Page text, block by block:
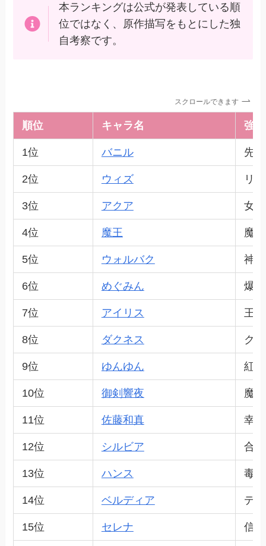
本ランキングは公式が発表している順
位ではなく、原作描写をもとにした独
自考察です。
スクロールできます
順位 キャラ名 強
1位 バニル 先
2位 ウィズ リ
3位 アクア 女
4位 魔王 魔
5位 ウォルバク 神
6位 めぐみん 爆
7位 アイリス 王
8位 ダクネス ク
9位 ゆんゆん 紅
10位 御剣響夜 魔
11位 佐藤和真 幸
12位 シルビア 合
13位 ハンス 毒
14位 ベルディア デ
15位 セレナ 信